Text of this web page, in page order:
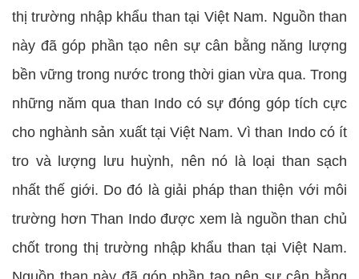
thị trường nhập khẩu than tại Việt Nam. Nguồn than
này đã góp phần tạo nên sự cân bằng năng lượng
bền vững trong nước trong thời gian vừa qua. Trong
những năm qua than Indo có sự đóng góp tích cực
cho nghành sản xuất tại Việt Nam. Vì than Indo có ít
tro và lượng lưu huỳnh, nên nó là loại than sạch
nhất thế giới. Do đó là giải pháp than thiện với môi
trường hơn Than Indo được xem là nguồn than chủ
chốt trong thị trường nhập khẩu than tại Việt Nam.